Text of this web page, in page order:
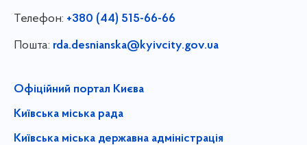
Телефон: +380 (44) 515-66-66
Пошта: rda.desnianska@kyivcity.gov.ua
Офіційний портал Києва
Київська міська рада
Київська міська державна адміністрація